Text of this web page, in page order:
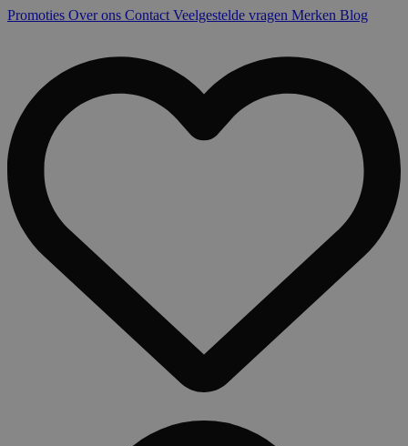
Promoties Over ons Contact Veelgestelde vragen Merken Blog